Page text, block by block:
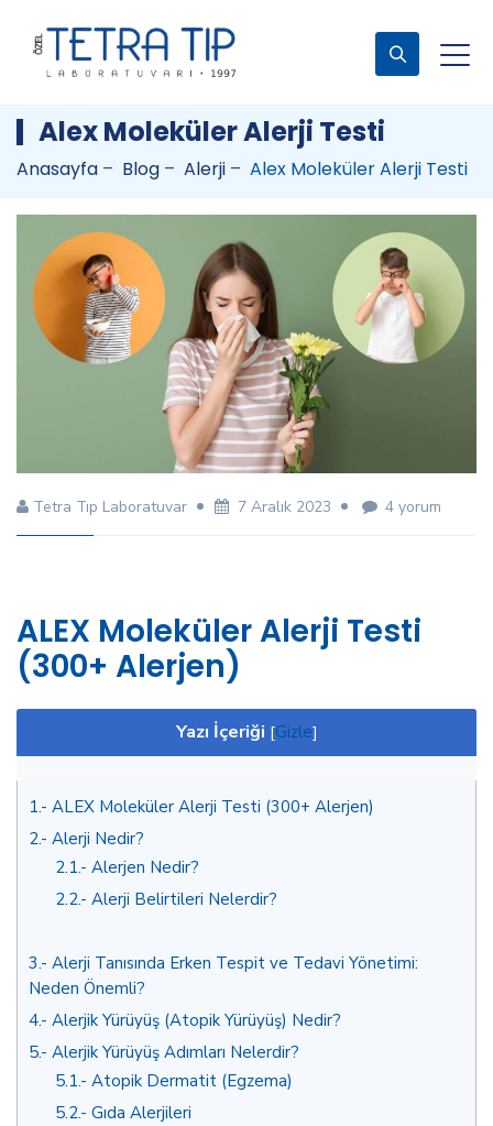
Alex Moleküler Alerji Testi
Anasayfa – Blog – Alerji – Alex Moleküler Alerji Testi
Tetra Tıp Laboratuvar 7 Aralık 2023
Alex
4 yorum
ALEX Moleküler Alerji Testi
(300+ Alerjen)
Yazı İçeriği [Gizle]
1. ALEX Moleküler Alerji Testi (300+ Alerjen)
2. Alerji Nedir?
2.1. Alerjen Nedir?
2.2. Alerji Belirtileri Nelerdir?
3. Alerji Tanısında Erken Tespit ve Tedavi Yönetimi:
Neden Önemli?
4. Alerjik Yürüyüş (Atopik Yürüyüş) Nedir?
5. Alerjik Yürüyüş Adımları Nelerdir?
5.1. Atopik Dermatit (Egzema)
5.2. Gıda Alerjileri